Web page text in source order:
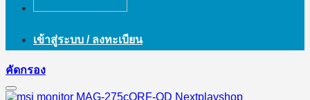
เข้าสู่ระบบ / ลงทะเบียน
คัดกรอง